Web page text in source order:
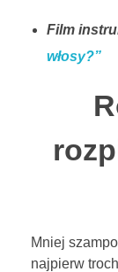
Film
włosy?”
Mniej
najpierw